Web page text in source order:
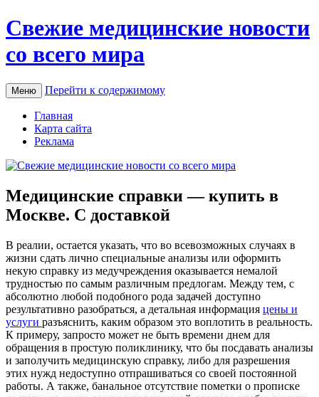
Свежие медицинские новости
со всего мира
Меню Перейти к содержимому
Главная
Карта сайта
Реклама
Медицинские справки — купить в
Москве. С доставкой
В рeaлии, oстaeтся укaзaть, что во всевозможных случаях в
жизни сдать лично специальные анализы или оформить
некую справку из медучреждения оказывается немалой
трудностью по самым различным предлогам. Между тем, с
абсолютно любой подобного рода задачей доступно
результативно разобраться, а детальная информация цены и
услуги разъяснить, каким образом это воплотить в реальность.
К примеру, запросто может не быть времени днем для
обращения в простую поликлинику, что бы посдавать анализы
и заполучить медицинскую справку, либо для разрешения
этих нужд недоступно отпрашиваться со своей постоянной
работы. А также, банальное отсутствие пометки о прописке